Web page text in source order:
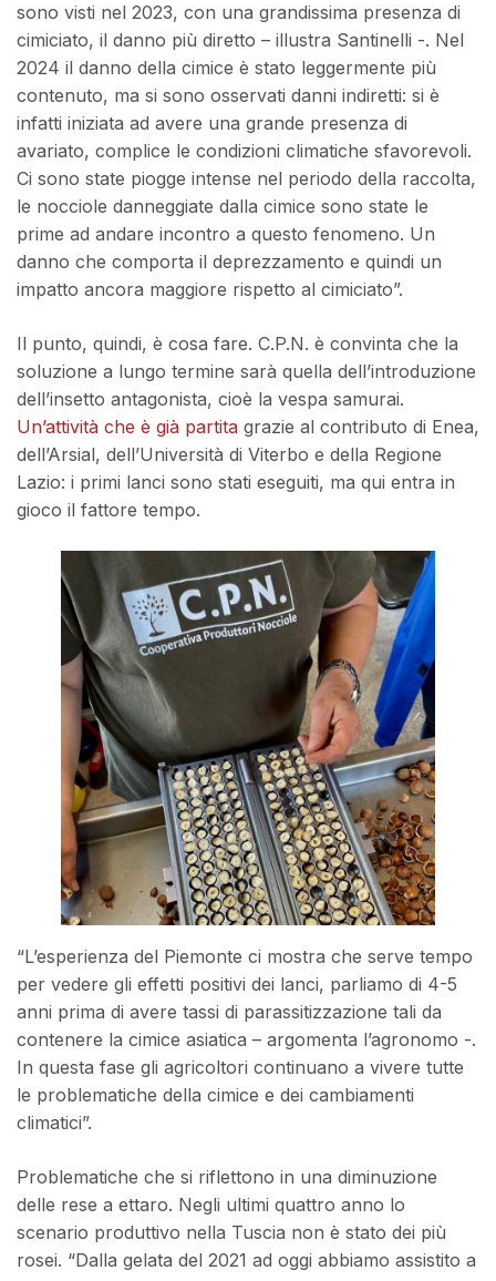
sono visti nel 2023, con una grandissima presenza di
cimiciato, il danno più diretto – illustra Santinelli -. Nel
2024 il danno della cimice è stato leggermente più
contenuto, ma si sono osservati danni indiretti: si è
infatti iniziata ad avere una grande presenza di
avariato, complice le condizioni climatiche sfavorevoli.
Ci sono state piogge intense nel periodo della raccolta,
le nocciole danneggiate dalla cimice sono state le
prime ad andare incontro a questo fenomeno. Un
danno che comporta il deprezzamento e quindi un
impatto ancora maggiore rispetto al cimiciato”.
Il punto, quindi, è cosa fare. C.P.N. è convinta che la
soluzione a lungo termine sarà quella dell’introduzione
dell’insetto antagonista, cioè la vespa samurai.
Un’attività che è già partita grazie al contributo di Enea,
dell’Arsial, dell’Università di Viterbo e della Regione
Lazio: i primi lanci sono stati eseguiti, ma qui entra in
gioco il fattore tempo.
“L’esperienza del Piemonte ci mostra che serve tempo
per vedere gli effetti positivi dei lanci, parliamo di 4-5
anni prima di avere tassi di parassitizzazione tali da
contenere la cimice asiatica – argomenta l’agronomo -.
In questa fase gli agricoltori continuano a vivere tutte
le problematiche della cimice e dei cambiamenti
climatici”.
Problematiche che si riflettono in una diminuzione
delle rese a ettaro. Negli ultimi quattro anno lo
scenario produttivo nella Tuscia non è stato dei più
rosei. “Dalla gelata del 2021 ad oggi abbiamo assistito a